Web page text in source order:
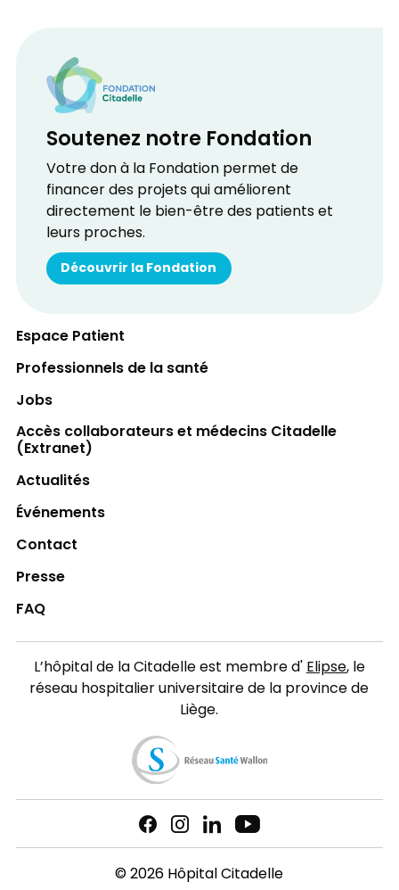
Soutenez notre Fondation
Votre don à la Fondation permet de
financer des projets qui améliorent
directement le bien-être des patients et
leurs proches.
Découvrir la Fondation
Espace Patient
Professionnels de la santé
Jobs
Accès collaborateurs et médecins Citadelle
(Extranet)
Actualités
Événements
Contact
Presse
FAQ
L’hôpital de la Citadelle est membre d'Elipse, le
réseau hospitalier universitaire de la province de
Liège.
© 2026 Hôpital Citadelle